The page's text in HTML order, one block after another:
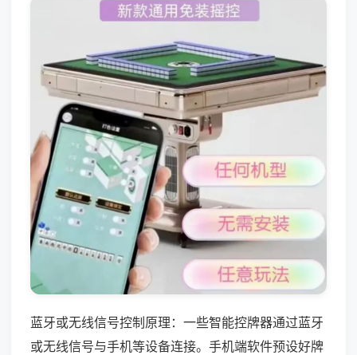
蓝牙或无线信号控制原理：一些智能控牌器通过蓝牙
或无线信号与手机等设备连接。手机端软件预设好牌